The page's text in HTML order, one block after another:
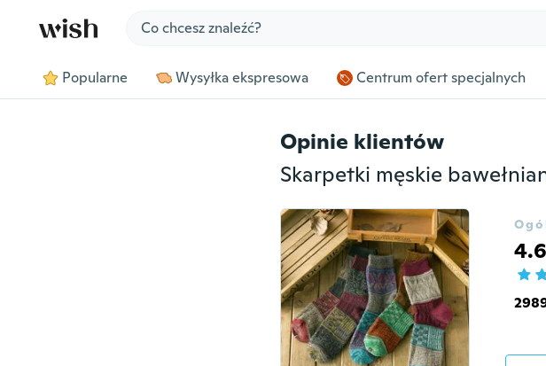
Popularne Wysyłka ekspresowa Centrum ofert specjalnych
Opinie klientów
4.6